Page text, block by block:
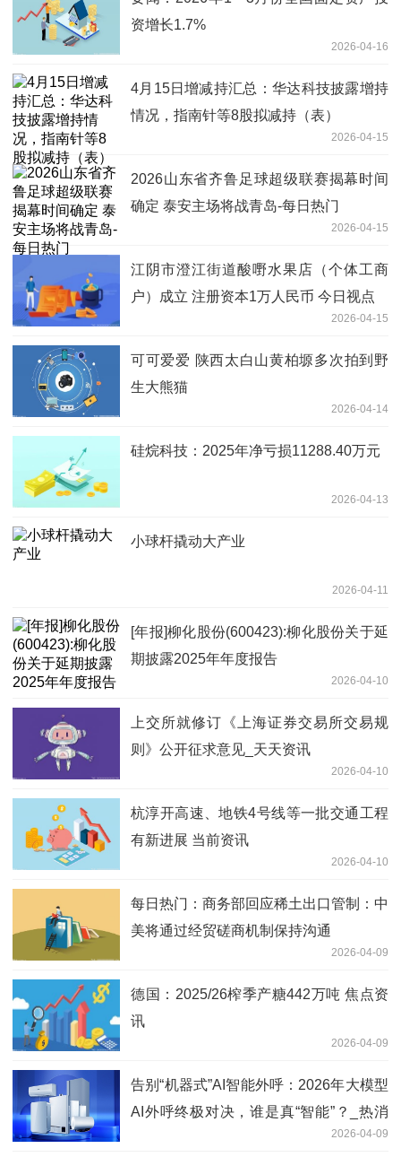
资增长1.7%
2026-04-16
4月15日增减持汇总：华达科技披露增持
情况，指南针等8股拟减持（表）
2026-04-15
2026山东省齐鲁足球超级联赛揭幕时间
确定 泰安主场将战青岛-每日热门
2026-04-15
江阴市澄江街道酸嘢水果店（个体工商
户）成立 注册资本1万人民币 今日视点
2026-04-15
可可爱爱 陕西太白山黄柏塬多次拍到野
生大熊猫
2026-04-14
硅烷科技：2025年净亏损11288.40万元
2026-04-13
小球杆撬动大产业
2026-04-11
[年报]柳化股份(600423):柳化股份关于延
期披露2025年年度报告
2026-04-10
上交所就修订《上海证券交易所交易规
则》公开征求意见_天天资讯
2026-04-10
杭淳开高速、地铁4号线等一批交通工程
有新进展 当前资讯
2026-04-10
每日热门：商务部回应稀土出口管制：中
美将通过经贸磋商机制保持沟通
2026-04-09
德国：2025/26榨季产糖442万吨 焦点资
讯
2026-04-09
告别“机器式”AI智能外呼：2026年大模型
AI外呼终极对决，谁是真“智能”？_热消
2026-04-09